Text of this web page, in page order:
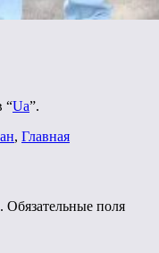
“Ua”.
, Главная
Обязательные поля